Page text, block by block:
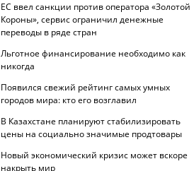
ЕС ввел санкции против оператора «Золотой
Короны», сервис ограничил денежные
переводы в ряде стран
Льготное финансирование необходимо как
никогда
Появился свежий рейтинг самых умных
городов мира: кто его возглавил
В Казахстане планируют стабилизировать
цены на социально значимые продтовары
Новый экономический кризис может вскоре
накрыть мир